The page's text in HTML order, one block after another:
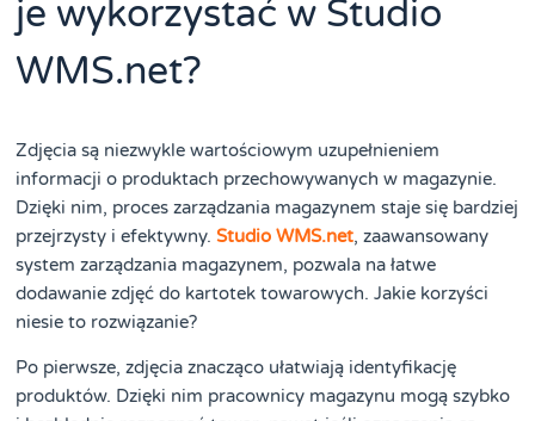
je wykorzystać w Studio
WMS.net?
Zdjęcia są niezwykle wartościowym uzupełnieniem
informacji o produktach przechowywanych w magazynie.
Dzięki nim, proces zarządzania magazynem staje się bardziej
przejrzysty i efektywny.Studio WMS.net, zaawansowany
system zarządzania magazynem, pozwala na łatwe
dodawanie zdjęć do kartotek towarowych. Jakie korzyści
niesie to rozwiązanie?
Po pierwsze, zdjęcia znacząco ułatwiają identyfikację
produktów. Dzięki nim pracownicy magazynu mogą szybko